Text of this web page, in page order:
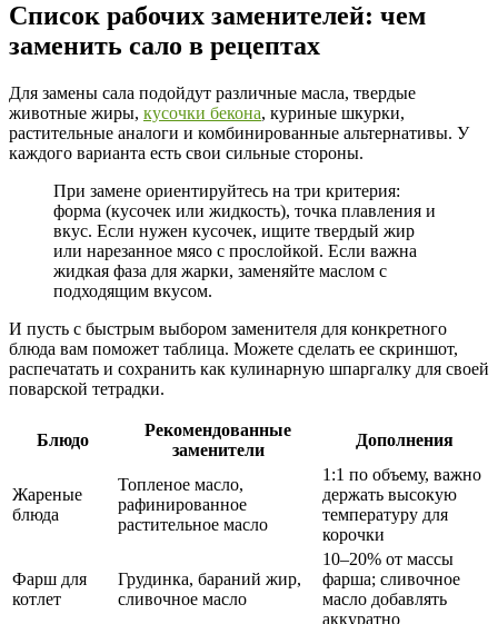
Список рабочих заменителей: чем
заменить сало в рецептах
Для замены сала подойдут различные масла, твердые
животные жиры, кусочки бекона, куриные шкурки,
растительные аналоги и комбинированные альтернативы. У
каждого варианта есть свои сильные стороны.
При замене ориентируйтесь на три критерия:
форма (кусочек или жидкость), точка плавления и
вкус. Если нужен кусочек, ищите твердый жир
или нарезанное мясо с прослойкой. Если важна
жидкая фаза для жарки, заменяйте маслом с
подходящим вкусом.
И пусть с быстрым выбором заменителя для конкретного
блюда вам поможет таблица. Можете сделать ее скриншот,
распечатать и сохранить как кулинарную шпаргалку для своей
поварской тетрадки.
Блюдо
Рекомендованные
заменители
Дополнения
Жареные
блюда
Топленое масло,
рафинированное
растительное масло
1:1 по объему, важно
держать высокую
температуру для
корочки
Фарш для
котлет
Грудинка, бараний жир,
сливочное масло
10–20% от массы
фарша; сливочное
масло добавлять
аккуратно